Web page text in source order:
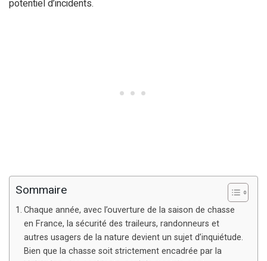
potentiel d’incidents.
Sommaire
Chaque année, avec l’ouverture de la saison de chasse
en France, la sécurité des traileurs, randonneurs et
autres usagers de la nature devient un sujet d’inquiétude.
Bien que la chasse soit strictement encadrée par la